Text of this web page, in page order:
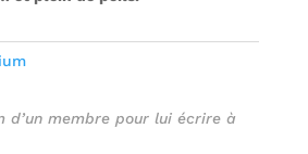
d’un membre pour lui écrire à